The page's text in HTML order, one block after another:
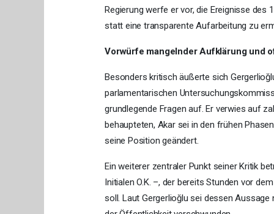
Regierung werfe er vor, die Ereignisse des
statt eine transparente Aufarbeitung zu
Vorwürfe mangelnder Aufklärung und
Besonders kritisch äußerte sich
parlamentarischen
grundlegende Fragen auf. Er verwies auf
behaupteten, Akar sei in den frühen
seine Position geändert.
Ein weiterer zentraler Punkt seiner Kritik
Initialen O.K. –, der bereits Stunden vor
soll. Laut Gergerlioğlu sei dessen